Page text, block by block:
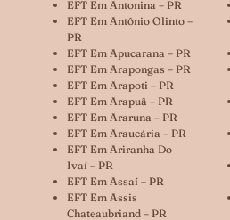
EFT Em Antonina – PR
EFT Em Antônio Olinto –
PR
EFT Em Apucarana – PR
EFT Em Arapongas – PR
EFT Em Arapoti – PR
EFT Em Arapuã – PR
EFT Em Araruna – PR
EFT Em Araucária – PR
EFT Em Ariranha Do
Ivaí – PR
EFT Em Assaí – PR
EFT Em Assis
Chateaubriand – PR